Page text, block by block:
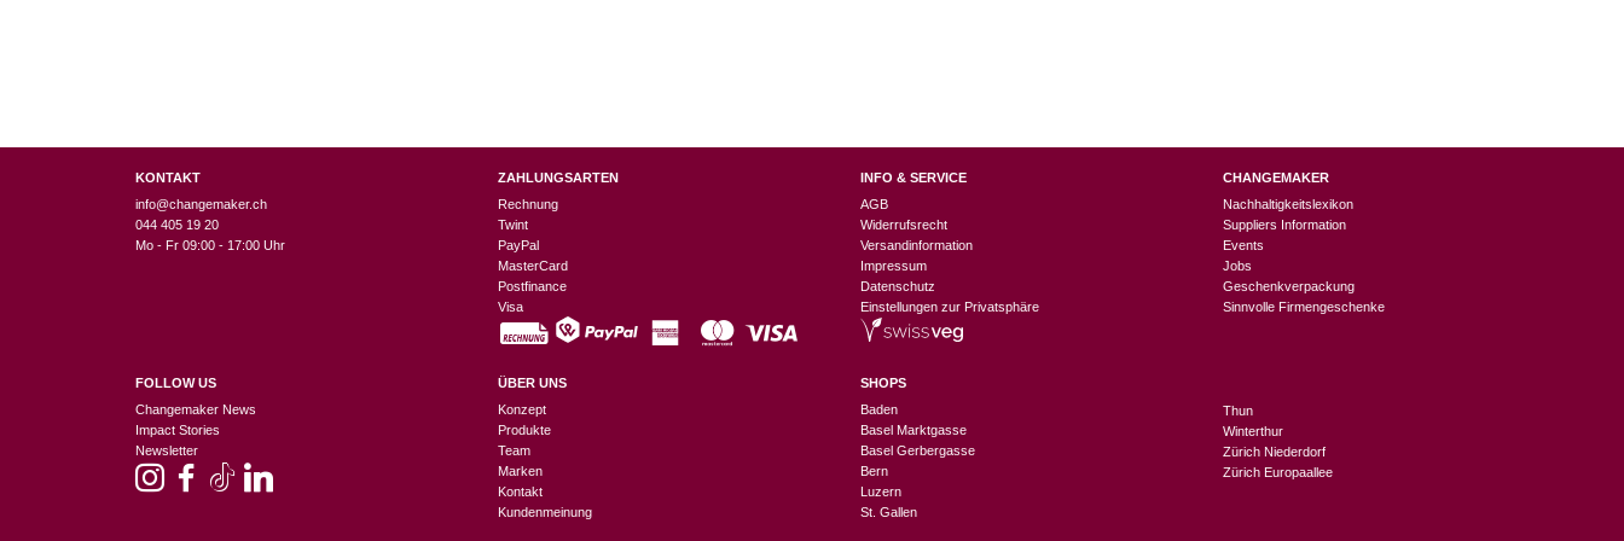
KONTAKT
info@changemaker.ch
044 405 19 20
Mo - Fr 09:00 - 17:00 Uhr
FOLLOW US
Changemaker News
Impact Stories
Newsletter
ZAHLUNGSARTEN
Rechnung
Twint
PayPal
MasterCard
Postfinance
Visa
ÜBER UNS
Konzept
Produkte
Team
Marken
Kontakt
Kundenmeinung
INFO & SERVICE
AGB
Widerrufsrecht
Versandinformation
Impressum
Datenschutz
Einstellungen zur Privatsphäre
SHOPS
Baden
Basel Marktgasse
Basel Gerbergasse
Bern
Luzern
St. Gallen
CHANGEMAKER
Nachhaltigkeitslexikon
Suppliers Information
Events
Jobs
Geschenkverpackung
Sinnvolle Firmengeschenke
Thun
Winterthur
Zürich Niederdorf
Zürich Europaallee